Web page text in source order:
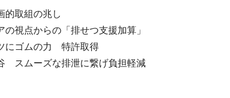
取組の兆し
視点からの「排せつ支援加算」
にゴムの力 特許取得
スムーズな排泄に繋げ負担軽減